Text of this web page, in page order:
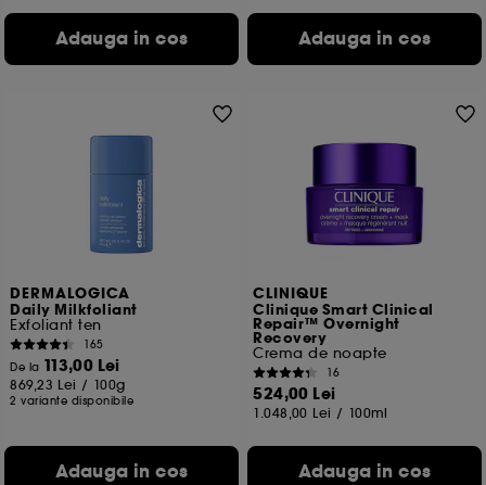
Adauga in cos Adauga in cos
DERMALOGICA
Daily Milkfoliant
Exfoliant ten
165
De la 113,00 Lei
869,23 Lei / 100g
2 variante disponibile
Adauga in cos
CLINIQUE
Clinique Smart Clinical
Repair™ Overnight
Recovery
Crema de noapte
16
524,00 Lei
1.048,00 Lei / 100ml
Adauga in cos